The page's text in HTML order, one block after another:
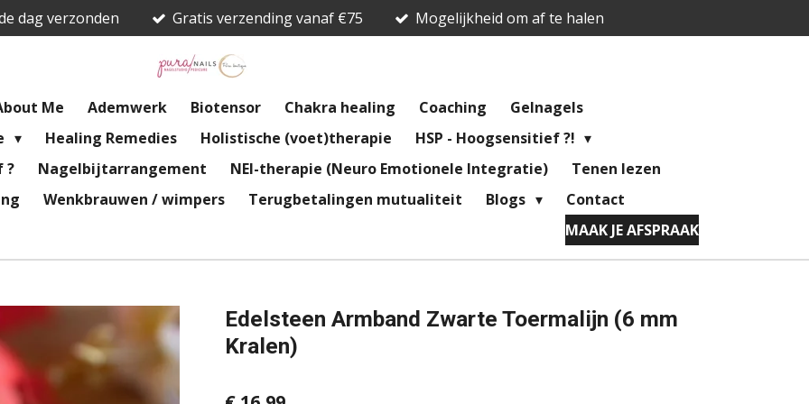
dag verzonden Gratis verzending vanaf €75 Mogelijkheid om af te halen
Me Ademwerk Biotensor Chakra healing Coaching
Gelnagels
Healing Remedies Holistische (voet)therapie
HSP - Hoogsensitief ?!
?
Nagelbijtarrangement NEI-therapie (Neuro Emotionele Integratie)
Tenen lezen
Wenkbrauwen / wimpers Terugbetalingen mutualiteit Blogs
Contact
MAAK JE AFSPRAAK
Edelsteen Armband Zwarte Toermalijn (6 mm
Kralen)